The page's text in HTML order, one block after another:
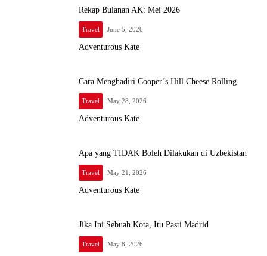
Rekap Bulanan AK: Mei 2026
Travel June 5, 2026
Adventurous Kate
Cara Menghadiri Cooper’s Hill Cheese Rolling
Travel May 28, 2026
Adventurous Kate
Apa yang TIDAK Boleh Dilakukan di Uzbekistan
Travel May 21, 2026
Adventurous Kate
Jika Ini Sebuah Kota, Itu Pasti Madrid
Travel May 8, 2026